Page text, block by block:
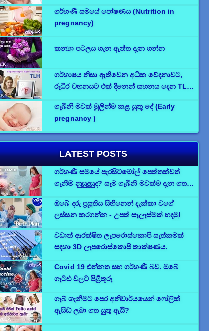
ගර්භණී සමයේ පෝෂණය (Nutrition in
pregnancy)
කන්‍යා පටලය ගැන ඇත්ත දැන ගන්න
ගර්භාෂය නිසා ඇතිවෙන අධික වේදනාවට,
රුධිර වහනයට එක් දිනෙන් සහනය දෙන TLH
ගැබිනි මවක් මුලින්ම කළ යුතු දේ (Early
pregnancy )
LATEST POSTS
ගර්භණී සමයේ පැරසිටමෝල් පෙත්තක්වත්
ගැනීම නුසුදුසුද? සෑම ගැබිනි මවක්ම දැන ගත
ඔබේ දරු ප්‍රසූතිය සිහිනෙන් දැක්කා වගේ
ලස්සන කරගන්න - උපත් සැලැස්මක් හදමු!
වඩාත් ආරක්ෂිත ලැපරොස්කොපි සැත්කමක්
සඳහා 3D ලැපරොස්කොපි තාක්ෂණය.
Covid 19 එන්නත සහ ගර්භණී බව. ඔබේ
ගැටළු වලට පිළිතුරු
ගැබ් ගැනීමට පෙර අනිවාර්යයෙන් ෆෝලික්
ඇසිඩ් ලබා ගත යුතු ඇයි?